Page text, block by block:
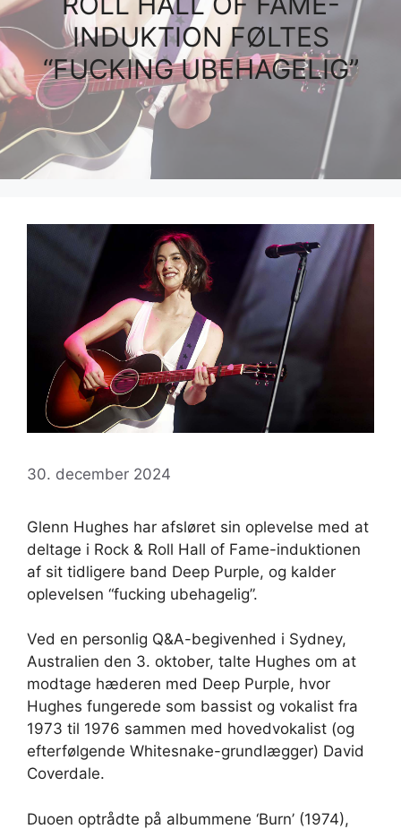
INDUKTION FØLTES
“FUCKING UBEHAGELIG”
30. december 2024
Glenn Hughes har afsløret sin oplevelse med at
deltage i Rock & Roll Hall of Fame-induktionen
af ​​sit tidligere band Deep Purple, og kalder
oplevelsen “fucking ubehagelig”.
Ved en personlig Q&A-begivenhed i Sydney,
Australien den 3. oktober, talte Hughes om at
modtage hæderen med Deep Purple, hvor
Hughes fungerede som bassist og vokalist fra
1973 til 1976 sammen med hovedvokalist (og
efterfølgende Whitesnake-grundlægger) David
Coverdale.
Duoen optrådte på albummene ‘Burn’ (1974),